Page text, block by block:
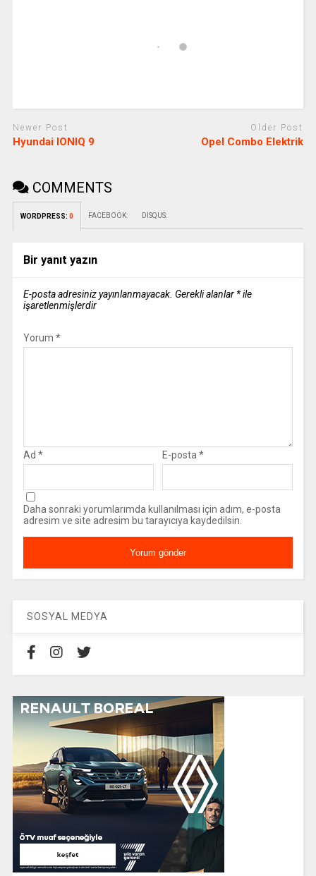
Newer Post
Hyundai IONIQ 9
Older Post
Opel Combo Elektrik
COMMENTS
WORDPRESS: 0 FACEBOOK: DISQUS:
Bir yanıt yazın
E-posta adresiniz yayınlanmayacak. Gerekli alanlar *ile
işaretlenmişlerdir
Yorum *
Ad * E-posta *
Daha sonraki yorumlarımda kullanılması için adım, e-posta
adresim ve site adresim bu tarayıcıya kaydedilsin.
SOSYAL MEDYA